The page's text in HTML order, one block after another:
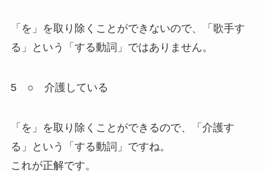
「を」を取り除くことができないので、「歌手す
る」という「する動詞」ではありません。
5 ○ 介護している
「を」を取り除くことができるので、「介護す
る」という「する動詞」ですね。
これが正解です。